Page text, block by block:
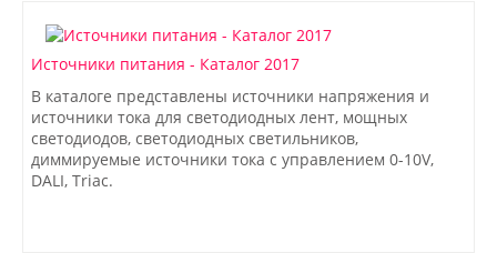
Источники питания - Каталог 2017
В каталоге представлены источники напряжения и
источники тока для светодиодных лент, мощных
светодиодов, светодиодных светильников,
диммируемые источники тока с управлением 0-10V,
DALI, Triac.